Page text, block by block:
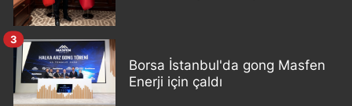
Borsa İstanbul'da gong Masfen
Enerji için çaldı
3